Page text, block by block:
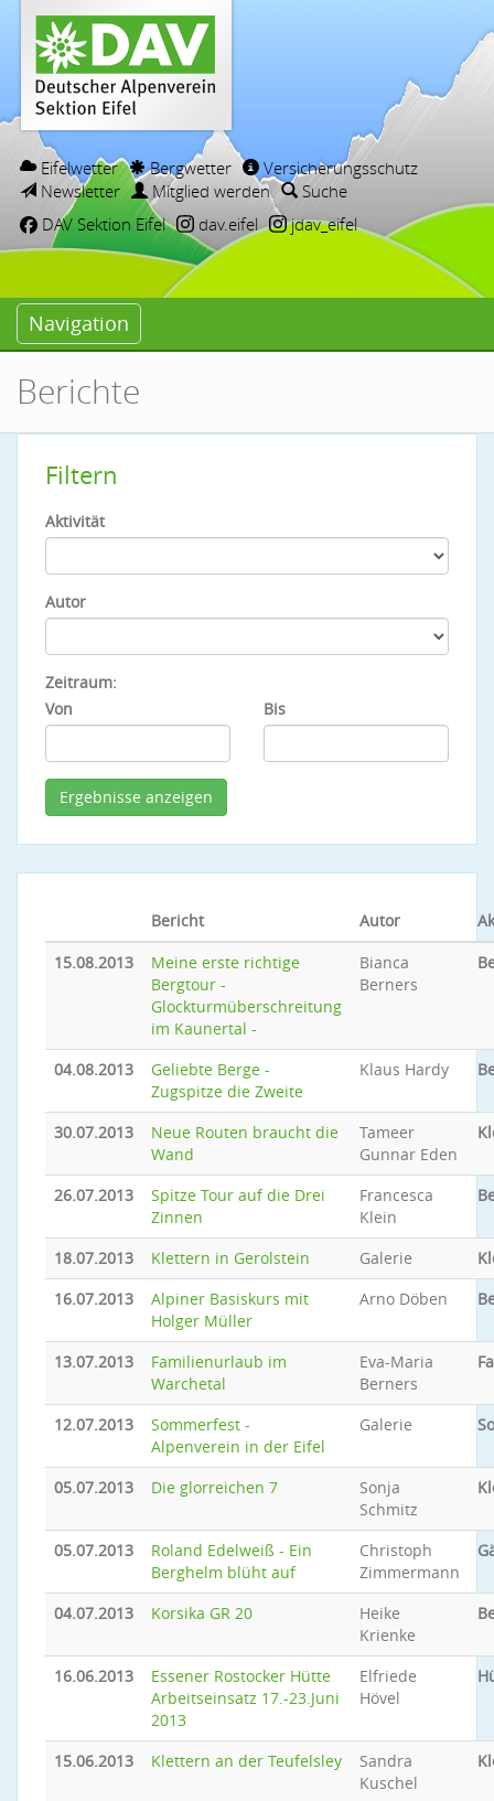
Eifelwetter Bergwetter
Versicherungsschutz
Newsletter
Mitglied werden
Suche
DAV Sektion Eifel
dav.eifel jdav_eifel
Navigation
Berichte
Filtern
Aktivität
Autor
Zeitraum:
Von
Bis
Bericht Autor
15.08.2013
Meine erste richtige
Bergtour -
Glockturmüberschreitung
im Kaunertal -
Bianca
Berners
04.08.2013
Geliebte Berge -
Zugspitze die Zweite
Klaus Hardy
30.07.2013
Neue Routen braucht die
Wand
Tameer
Gunnar Eden
26.07.2013
Spitze Tour auf die Drei
Zinnen
Francesca
Klein
18.07.2013 Klettern in Gerolstein Galerie
16.07.2013
Alpiner Basiskurs mit
Holger Müller
Arno Döben
13.07.2013
Familienurlaub im
Warchetal
Eva-Maria
Berners
12.07.2013
Sommerfest -
Alpenverein in der Eifel
Galerie
05.07.2013 Die glorreichen 7
Sonja
Schmitz
05.07.2013
Roland Edelweiß - Ein
Berghelm blüht auf
Christoph
Zimmermann
04.07.2013 Korsika GR 20
Heike
Krienke
16.06.2013
Essener Rostocker Hütte
Arbeitseinsatz 17.-23.Juni
2013
Elfriede
Hövel
15.06.2013 Klettern an der Teufelsley
Sandra
Kuschel